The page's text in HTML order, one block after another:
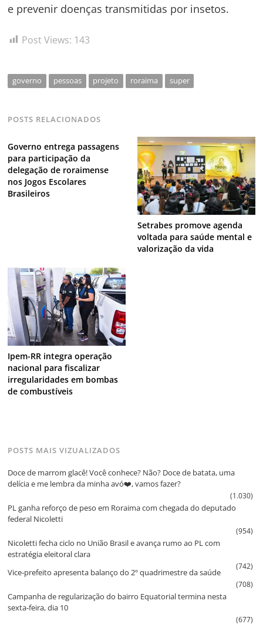
e prevenir doenças transmitidas por insetos.
Post Views: 143
governo pessoas projeto roraima super
POSTS RELACIONADOS
Governo entrega passagens
para participação da
delegação de roraimense
nos Jogos Escolares
Brasileiros
Setrabes promove agenda
voltada para saúde mental e
valorização da vida
Ipem-RR integra operação
nacional para fiscalizar
irregularidades em bombas
de combustíveis
POSTS MAIS VIZUALIZADOS
Doce de marrom glacê! Você conhece? Não? Doce de batata, uma
delícia e me lembra da minha avó❤️, vamos fazer?
(1.030)
PL ganha reforço de peso em Roraima com chegada do deputado
federal Nicoletti
(954)
Nicoletti fecha ciclo no União Brasil e avança rumo ao PL com
estratégia eleitoral clara
(742)
Vice‑prefeito apresenta balanço do 2º quadrimestre da saúde
(708)
Campanha de regularização do bairro Equatorial termina nesta
sexta‑feira, dia 10
(677)